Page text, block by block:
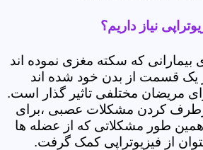
نیاز داریم؟
بیمارانی که سکته مغزی نموده اند
یک قسمت از بدن خود شده اند
مریضان مختلفی تاثیر گذار است.
کردن مشکلات عصبی ،برای
طور مشکلاتی که از عضله ها
از فیزیوتراپی کمک گرفت.